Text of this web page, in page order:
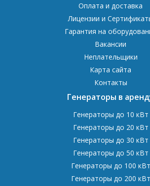
Оплата и доставка
Лицензии и
Гарантия на
Вакансии
Неплательщики
Карта сайта
Контакты
Генераторы в
Генераторы до 10 кВт
Генераторы до 20 кВт
Генераторы до 30 кВт
Генераторы до 50 кВт
Генераторы до 100 кВт
Генераторы до 200 кВт